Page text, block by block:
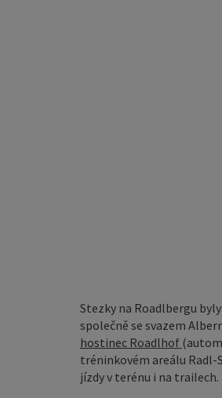
Stezky na Roadlbergu
společně se svazem
hostinec Roadlhof
tréninkovém areálu Radl-
jízdy v terénu i na trailech.